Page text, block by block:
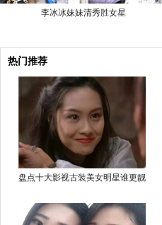
李冰冰妹妹清秀胜女星
热门推荐
盘点十大影视古装美女明星谁更靓